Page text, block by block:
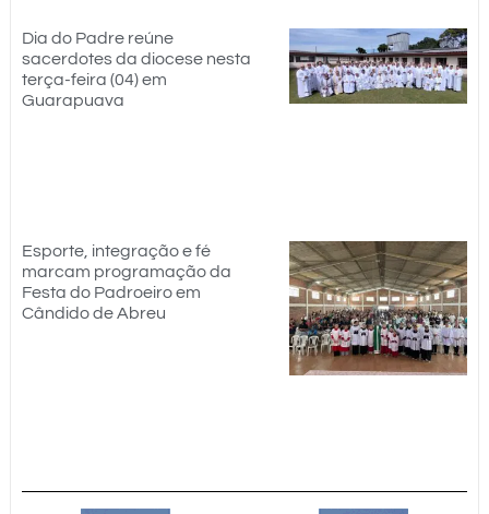
Dia do Padre reúne
sacerdotes da diocese nesta
terça-feira (04) em
Guarapuava
Esporte, integração e fé
marcam programação da
Festa do Padroeiro em
Cândido de Abreu